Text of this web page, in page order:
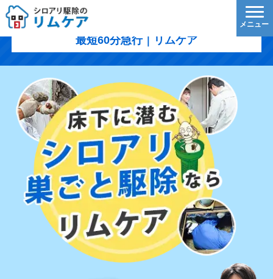
東海市のシロアリ駆除｜1,200円/㎡〜・5年保証・
最短60分急行｜リムケア